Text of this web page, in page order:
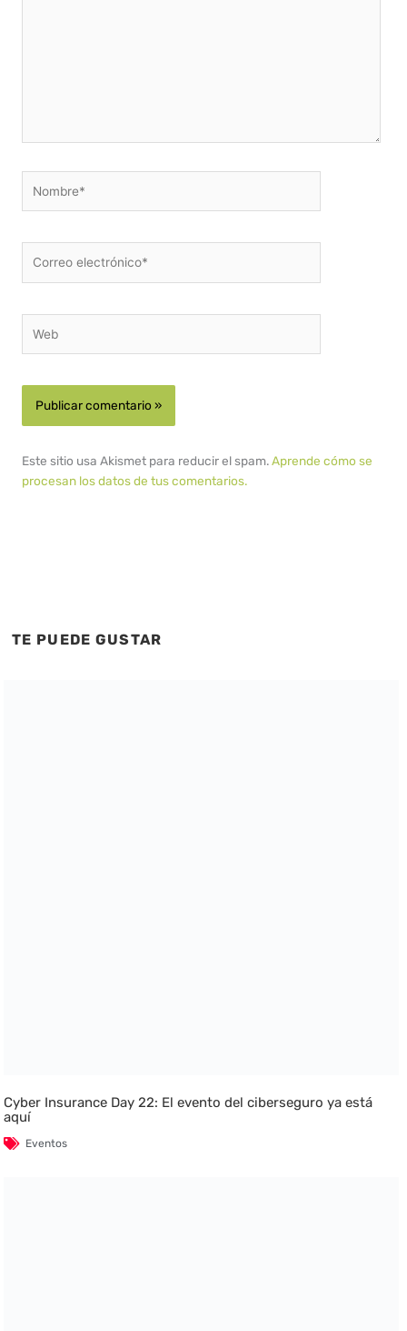
electrónico*
Este sitio usa Akismet para reducir el spam.Aprende cómo se
procesan los datos de tus comentarios.
TE PUEDE GUSTAR
Cyber Insurance Day 22: El evento del ciberseguro ya está
aquí
Eventos